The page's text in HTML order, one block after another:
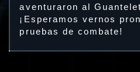
aventuraron al
¡Esperamos vernos
pruebas de combate!